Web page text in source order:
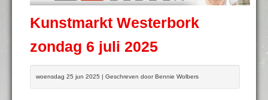
Kunstmarkt Westerbork
zondag 6 juli 2025
woensdag 25 jun 2025 | Geschreven door Bennie Wolbers